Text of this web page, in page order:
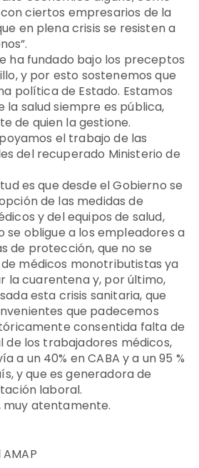
ciertos empresarios de la
en plena crisis se resisten a
ha fundado bajo los preceptos
y por esto sostenemos que
política de Estado. Estamos
la salud siempre es pública,
de quien la gestione.
el trabajo de las
del recuperado Ministerio de
es que desde el Gobierno se
de las medidas de
y del equipos de salud,
se obligue a los empleadores a
de protección, que no se
médicos monotributistas ya
la cuarentena y, por último,
esta crisis sanitaria, que
que padecemos
consentida falta de
los trabajadores médicos,
a un 40% en CABA y a un 95 %
y que es generadora de
laboral.
muy atentamente.